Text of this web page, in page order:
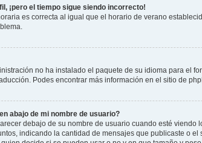
¡pero el tiempo sigue siendo incorrecto!
es correcta al igual que el horario de verano
no ha instalado el paquete de su idioma para el
Podes encontrar más información en el sitio de
abajo de mi nombre de usuario?
debajo de su nombre de usuario cuando esté
indicando la cantidad de mensajes que publicaste o